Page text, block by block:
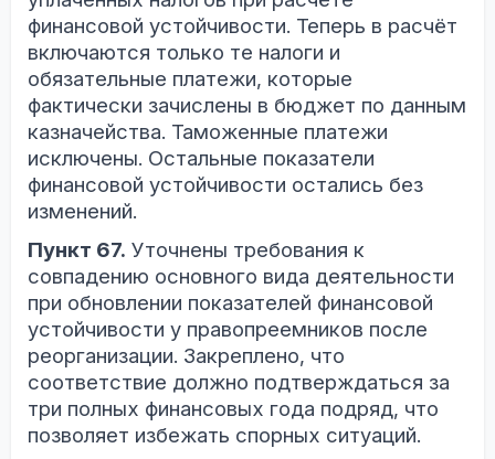
финансовой устойчивости. Теперь в расчёт
включаются только те налоги и
обязательные платежи, которые
фактически зачислены в бюджет по данным
казначейства. Таможенные платежи
исключены. Остальные показатели
финансовой устойчивости остались без
изменений.
Пункт 67. Уточнены требования к
совпадению основного вида деятельности
при обновлении показателей финансовой
устойчивости у правопреемников после
реорганизации. Закреплено, что
соответствие должно подтверждаться за
три полных финансовых года подряд, что
позволяет избежать спорных ситуаций.